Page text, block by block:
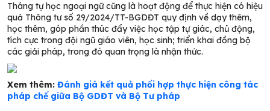
Tháng tự học ngoại ngữ cũng là hoạt động để thực hiện có hiệu
quả Thông tư số 29/2024/TT-BGDĐT quy định về dạy thêm,
học thêm, góp phần thúc đẩy việc học tập tự giác, chủ động,
tích cực trong đội ngũ giáo viên, học sinh; triển khai đồng bộ
các giải pháp, trong đó quan trọng là nhận thức.
Xem thêm: Đánh giá kết quả phối hợp thực hiện công tác
pháp chế giữa Bộ GDĐT và Bộ Tư pháp